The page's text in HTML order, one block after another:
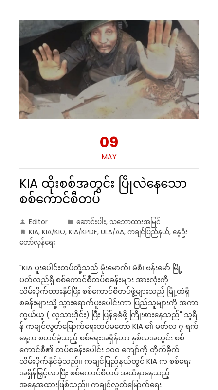
09
MAY
KIA ထိုးစစ်အတွင်း ပြိုလဲနေသော
စစ်ကောင်စီတပ်
Editor ဆောင်းပါး, သဘောထားအမြင်
KIA, KIA/KIO, KIA/KPDF, ULA/AA, ကချင်ပြည်နယ်, နွေဦး
တော်လှန်ရေး
"KIA ပူးပေါင်းတပ်တို့သည် မိုးမောက်၊ မံစီ၊ ဗန်းမော် မြို့
ပတ်လည်ရှိ စစ်ကောင်စီတပ်စခန်းများ အားလုံးကို
သိမ်းပိုက်ထားနိုင်ပြီး စစ်ကောင်စီတပ်ဖွဲ့များသည်် မြို့ထဲရှိ
စခန်းများသို့ သွားရောက်ပူးပေါင်းကာ ပြည်သူများကို အကာ
ကွယ်ယူ ( လူသားဒိုင်း) ပြီး ပြန်ခုခံဖို့ ကြိုးစားနေသည်" သူရိ
န် ကချင်လွတ်မြောက်ရေးတပ်မတော် KIA ၏ မတ်လ ၇ ရက်
နေ့က စတင်ခဲ့သည့် စစ်ရေးအရှိန်ဟာ နှစ်လအတွင်း စစ်
ကောင်စီ၏ တပ်စခန်းပေါင်း ‌၁၀၀ ကျော်ကို တိုက်ခိုက်
သိမ်းပိုက်နိုင်ခဲ့သည်။ ကချင်ပြည်နယ်တွင် KIA က စစ်ရေး
အရှိန်မြှင့်လာပြီး စစ်ကောင်စီတပ် အထိနာနေသည့်
အနေအထားဖြစ်သည်။ ကချင်လွတ်မြောက်ရေး